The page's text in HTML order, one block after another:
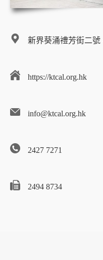
新界葵涌禮芳街二號
https://ktcal.org.hk
info@ktcal.org.hk
2427 7271
2494 8734